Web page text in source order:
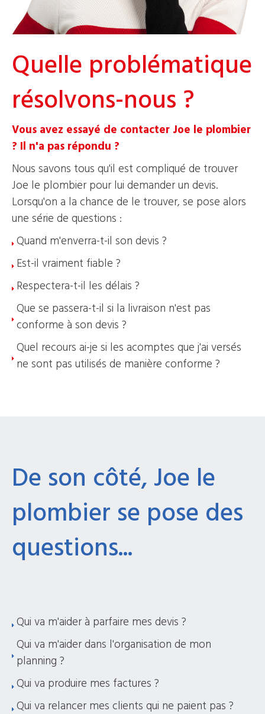
Quelle problématique
résolvons-nous ?
Vous avez essayé de contacter Joe le plombier
? Il n'a pas répondu ?
Nous savons tous qu'il est compliqué de trouver
Joe le plombier pour lui demander un devis.
Lorsqu'on a la chance de le trouver, se pose alors
une série de questions :
Quand m'enverra-t-il son devis ?
Est-il vraiment fiable ?
Respectera-t-il les délais ?
Que se passera-t-il si la livraison n'est pas
conforme à son devis ?
Quel recours ai-je si les acomptes que j'ai versés
ne sont pas utilisés de manière conforme ?
De son côté, Joe le
plombier se pose des
questions...
Qui va m'aider à parfaire mes devis ?
Qui va m'aider dans l'organisation de mon
planning ?
Qui va produire mes factures ?
Qui va relancer mes clients qui ne paient pas ?